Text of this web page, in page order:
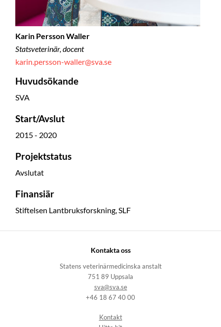
Karin Persson Waller
Statsveterinär, docent
karin.persson-waller@sva.se
Huvudsökande
SVA
Start/Avslut
2015 - 2020
Projektstatus
Avslutat
Finansiär
Stiftelsen Lantbruksforskning, SLF
Kontakta oss
Statens veterinärmedicinska anstalt
751 89 Uppsala
sva@sva.se
+46 18 67 40 00
Kontakt